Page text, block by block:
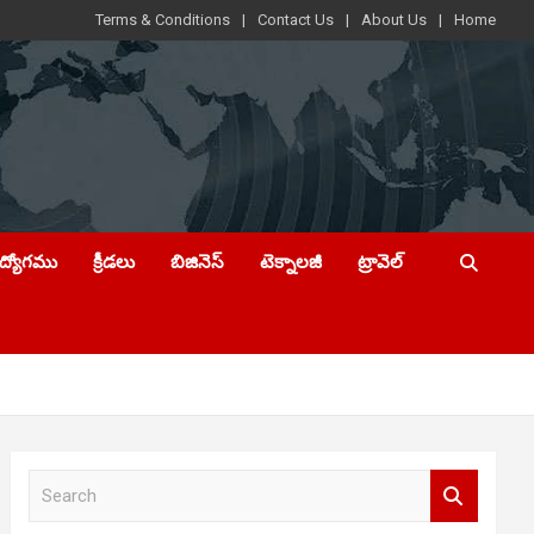
Terms & Conditions Contact Us About Us Home
క్రీడలు బిజినెస్ టెక్నాలజీ ట్రావెల్